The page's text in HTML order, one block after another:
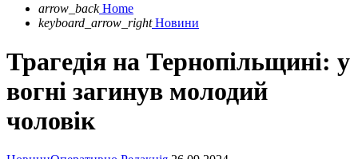
arrow_back Home
keyboard_arrow_right Новини
Трагедія на Тернопільщині: у
вогні загинув молодий
чоловік